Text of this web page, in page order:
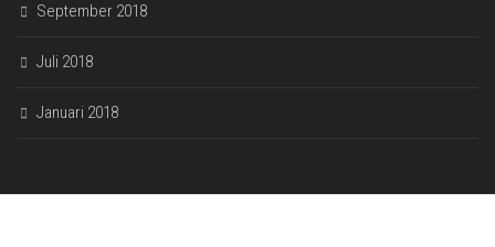
September 2018
Juli 2018
Januari 2018